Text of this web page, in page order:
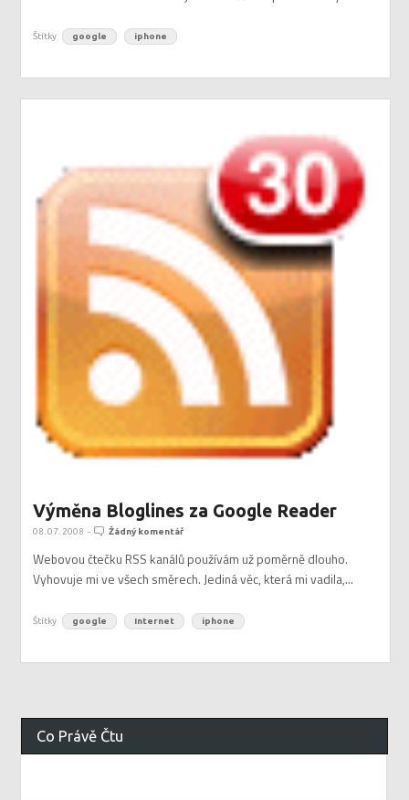
Štítky google iphone
Výměna Bloglines za Google Reader
08. 07. 2008 - Žádný komentář
Webovou čtečku RSS kanálů používám už poměrně dlouho.
Vyhovuje mi ve všech směrech. Jediná věc, která mi vadila,...
Štítky google Internet iphone
Co Právě Čtu